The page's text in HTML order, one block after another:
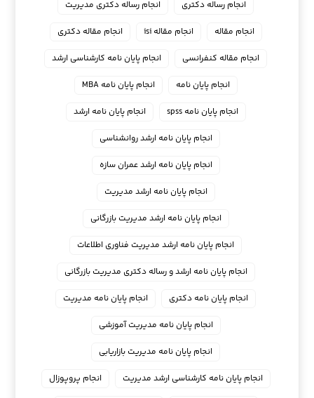
انجام رساله دکتری
انجام رساله دکتری مدیریت
انجام مقاله
انجام مقاله isi
انجام مقاله دکتری
انجام مقاله کنفرانسی
انجام پايان نامه كارشناسي ارشد
انجام پایان نامه
انجام پایان نامه MBA
انجام پایان نامه spss
انجام پایان نامه ارشد
انجام پایان نامه ارشد روانشناسی
انجام پایان نامه ارشد عمران سازه
انجام پایان نامه ارشد مدیریت
انجام پایان نامه ارشد مدیریت بازرگانی
انجام پایان نامه ارشد مدیریت فناوری اطلاعات
انجام پایان نامه ارشد و رساله دکتری مدیریت بازرگانی
انجام پایان نامه دکتری
انجام پایان نامه مدیریت
انجام پایان نامه مدیریت آموزشی
انجام پایان نامه مدیریت بازاریابی
انجام پایان نامه کارشناسی ارشد مدیریت
انجام پروپوزال